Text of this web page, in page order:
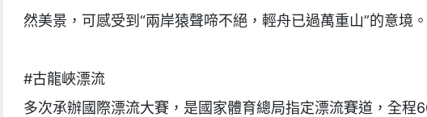
然美景，可感受到“兩岸猿聲啼不絕，輕舟已過萬重山”的意境。
#古龍峽漂流
多次承辦國際漂流大賽，是國家體育總局指定漂流賽道，全程